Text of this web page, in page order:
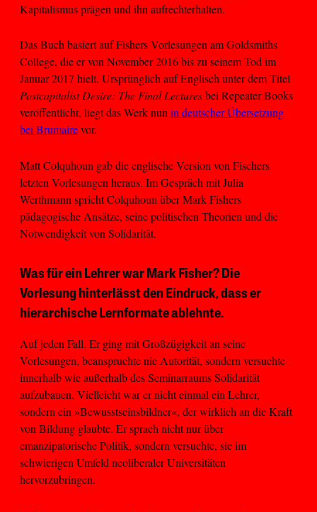
Kapitalismus prägen und ihn aufrechterhalten.
Das Buch basiert auf Fishers Vorlesungen am Goldsmiths
College, die er von November 2016 bis zu seinem Tod im
Januar 2017 hielt. Ursprünglich auf Englisch unter dem Titel
Postcapitalist Desire: The Final Lecturesbei Repeater Books
veröffentlicht, liegt das Werk nunin deutscher Übersetzung
bei Brumairevor.
Matt Colquhoun gab die englische Version von Fischers
letzten Vorlesungen heraus. Im Gespräch mit Julia
Werthmann spricht Colquhoun über Mark Fishers
pädagogische Ansätze, seine politischen Theorien und die
Notwendigkeit von Solidarität.
Was für ein Lehrer war Mark Fisher? Die
Vorlesung hinterlässt den Eindruck, dass er
hierarchische Lernformate ablehnte.
Auf jeden Fall. Er ging mit Großzügigkeit an seine
Vorlesungen, beanspruchte nie Autorität, sondern versuchte
innerhalb wie außerhalb des Seminarraums Solidarität
aufzubauen. Vielleicht war er nicht einmal ein Lehrer,
sondern ein »Bewusstseinsbildner«, der wirklich an die Kraft
von Bildung glaubte. Er sprach nicht nur über
emanzipatorische Politik, sondern versuchte, sie im
schwierigen Umfeld neoliberaler Universitäten
hervorzubringen.